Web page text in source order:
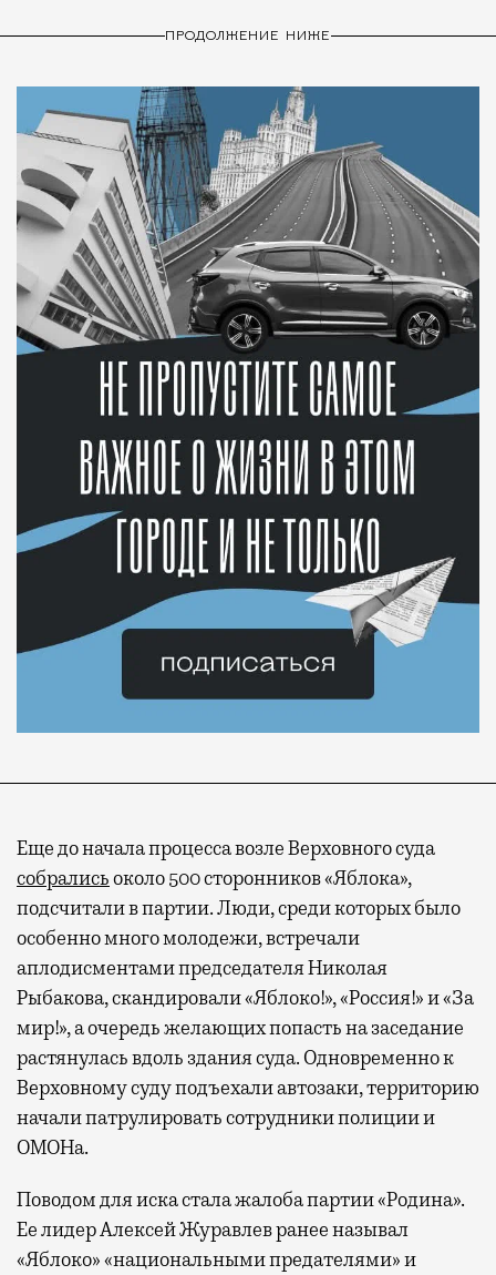
ПРОДОЛЖЕНИЕ НИЖЕ
Еще до начала процесса возле Верховного суда
собралисьоколо 500 сторонников «Яблока»,
подсчитали в партии. Люди, среди которых было
особенно много молодежи, встречали
аплодисментами председателя Николая
Рыбакова, скандировали «Яблоко!», «Россия!» и «За
мир!», а очередь желающих попасть на заседание
растянулась вдоль здания суда. Одновременно к
Верховному суду подъехали автозаки, территорию
начали патрулировать сотрудники полиции и
ОМОНа.
Поводом для иска стала жалоба партии «Родина».
Ее лидер Алексей Журавлев ранее называл
«Яблоко» «национальными предателями» и